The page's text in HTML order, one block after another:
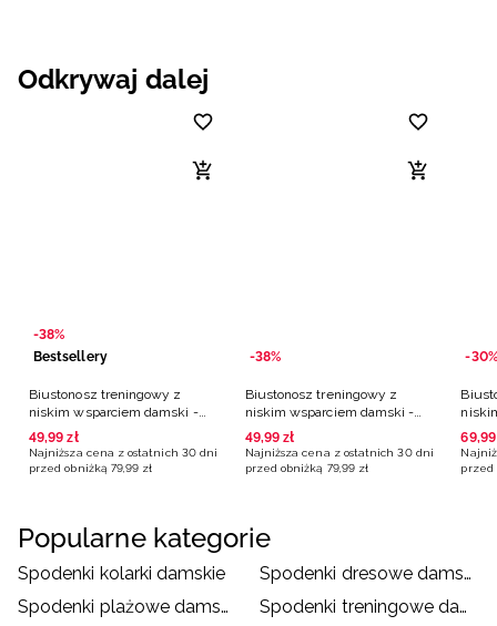
Odkrywaj dalej
-38%
Bestsellery
Biustonosz treningowy z
niskim wsparciem damski -
czarny
49,99 zł
Najniższa cena z ostatnich 30 dni
przed obniżką 79,99 zł
-38%
Biustonosz treningowy z
niskim wsparciem damski -
czarny
49,99 zł
Najniższa cena z ostatnich 30 dni
przed obniżką 79,99 zł
-30%
69,99
przed
Popularne kategorie
Spodenki kolarki damskie
Spodenki dresowe damskie
Spodenki plażowe damskie
Spodenki treningowe damskie